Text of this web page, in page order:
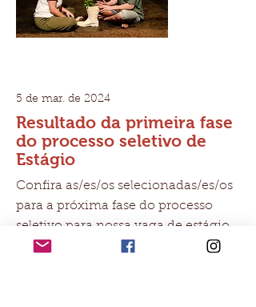
5 de mar. de 2024
Resultado da primeira fase
do processo seletivo de
Estágio
Confira as/es/os selecionadas/es/os
para a próxima fase do processo
seletivo para nossa vaga de estágio
Read More